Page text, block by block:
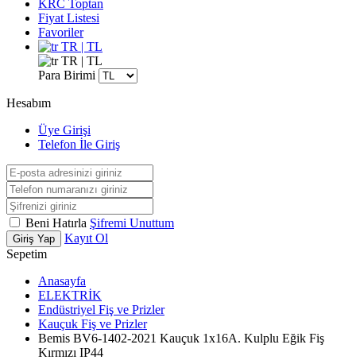
KRC Toptan
Fiyat Listesi
Favoriler
TR | TL
TR | TL
Para Birimi
Hesabım
Üye Girişi
Telefon İle Giriş
Beni Hatırla Şifremi Unuttum
Giriş Yap
Kayıt Ol
Sepetim
Anasayfa
ELEKTRİK
Endüstriyel Fiş ve Prizler
Kauçuk Fiş ve Prizler
Bemis BV6-1402-2021 Kauçuk 1x16A. Kulplu Eğik Fiş
Kırmızı IP44